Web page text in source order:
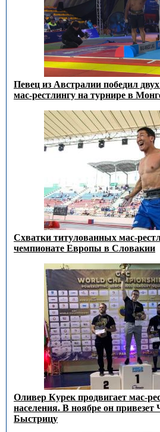
Певец из Австралии победил
мас-рестлингу на турнире в
Схватки титулованных мас-
чемпионате Европы в Словакии
Оливер Курек продвигает мас-
населения. В ноябре он
Быстрицу